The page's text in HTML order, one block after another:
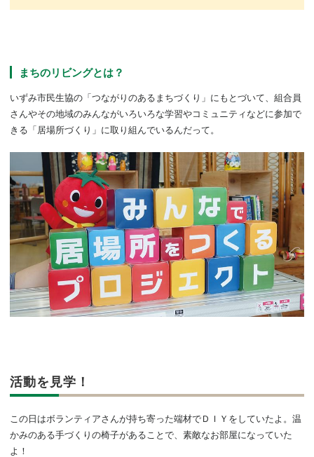
まちのリビングとは？
いずみ市民生協の「つながりのあるまちづくり」にもとづいて、組合員
さんやその地域のみんながいろいろな学習やコミュニティなどに参加で
きる「居場所づくり」に取り組んでいるんだって。
活動を見学！
この日はボランティアさんが持ち寄った端材でＤＩＹをしていたよ。温
かみのある手づくりの椅子があることで、素敵なお部屋になっていた
よ！